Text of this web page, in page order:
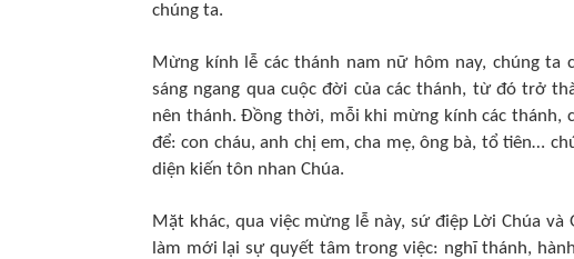
chúng ta.
Mừng kính lễ các thánh nam nữ hôm nay, chúng ta
sáng ngang qua cuộc đời của các thánh, từ đó trở
nên thánh. Đồng thời, mỗi khi mừng kính các thánh,
để: con cháu, anh chị em, cha mẹ, ông bà, tổ tiên…
diện kiến tôn nhan Chúa.
Mặt khác, qua việc mừng lễ này, sứ điệp Lời Chúa
làm mới lại sự quyết tâm trong việc: nghĩ thánh,